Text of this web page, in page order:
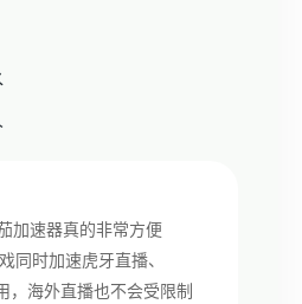
加速器真的非常方便
同时加速虎牙直播、
，海外直播也不会受限制